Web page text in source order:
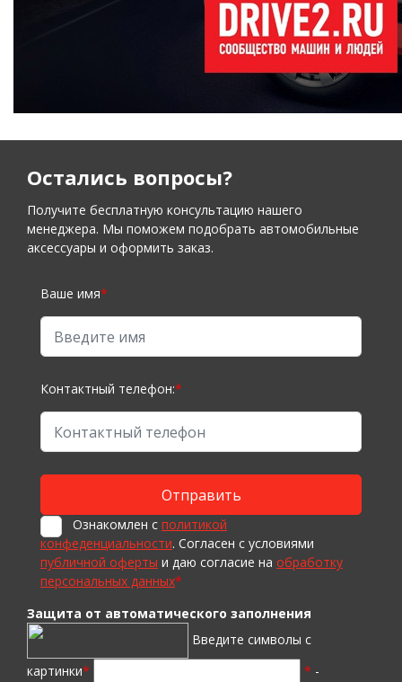
Остались вопросы?
Получите бесплатную консультацию нашего
менеджера. Мы поможем подобрать автомобильные
аксессуары и оформить заказ.
Ваше имя*
Контактный телефон:*
Ознакомлен с политикой
конфеденциальности. Согласен с условиями
публичной оферты и даю согласие на обработку
персональных данных*
Защита от автоматического заполнения
Введите символы с
картинки* * -